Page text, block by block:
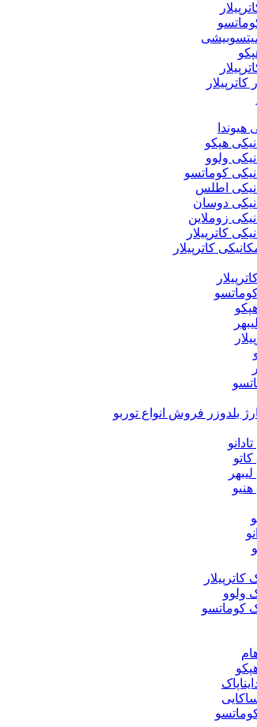
هپکو
ولوو
کوماتسو
اطلس
دوسان
زوملاین
کاترپیلار
کاترپیلار
بلدوزر فروش انواع توربو
ولوو
کوماتسو